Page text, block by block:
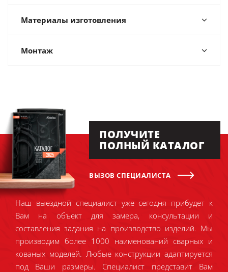
Материалы изготовления
Монтаж
ПОЛУЧИТЕ
ПОЛНЫЙ КАТАЛОГ
ВЫЗОВ СПЕЦИАЛИСТА
Наш выездной специалист уже сегодня прибудет к
Вам на объект для замера, консультации и
составления задания на производство изделий. Мы
производим более 1000 наименований сварных и
кованых моделей. Любые конструкции адаптируется
под Ваши размеры. Специалист представит Вам